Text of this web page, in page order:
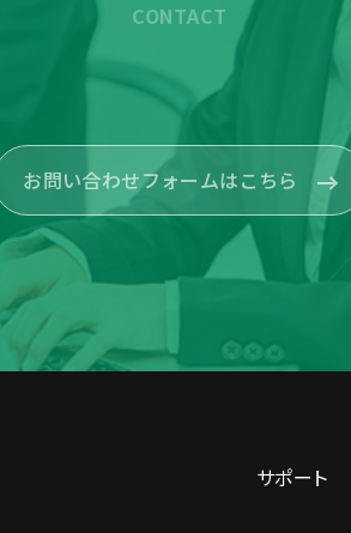
CONTACT
お問い合わせフォームはこちら
サポート